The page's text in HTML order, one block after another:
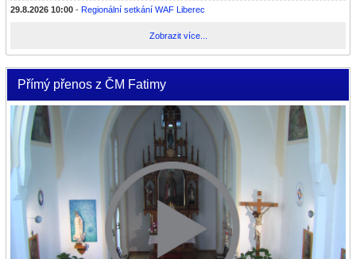
29.8.2026 10:00 - Regionální setkání WAF Liberec
Zobrazit více...
Přímý přenos z ČM Fatimy